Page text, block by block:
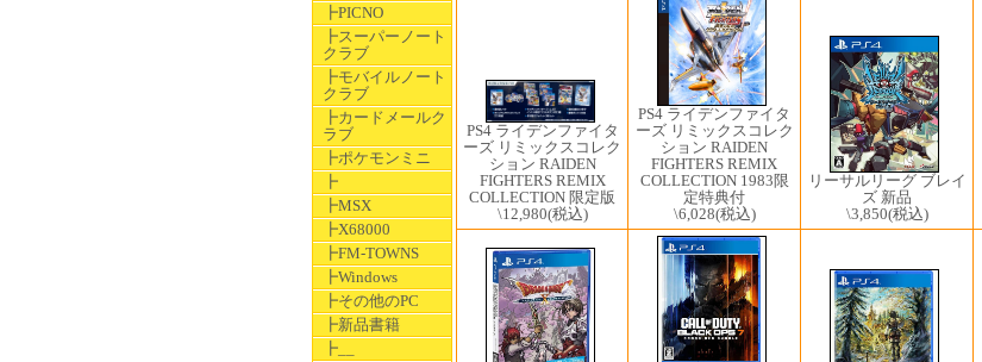
┣PICNO
┣スーパーノート
クラブ
┣モバイルノート
クラブ
┣カードメールク
ラブ
┣ポケモンミニ
┣
┣MSX
┣X68000
┣FM-TOWNS
┣Windows
┣その他のPC
┣新品書籍
┣__
PS4 ライデンファイタ
ーズ リミックスコレク
ション RAIDEN
FIGHTERS REMIX
COLLECTION 限定版
\12,980(税込)
PS4 ライデンファイタ
ーズ リミックスコレク
ション RAIDEN
FIGHTERS REMIX
COLLECTION 1983限
定特典付
\6,028(税込)
リーサルリーグ ブレイ
ズ 新品
\3,850(税込)